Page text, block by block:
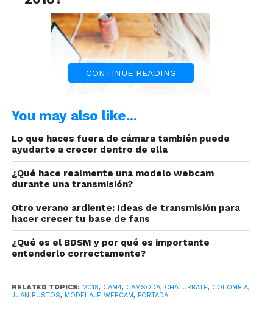
Para toda modelo webcam, es necesario tener
entre sus principales herramientas de trabajo, un
profesionales.
importancia de algunos factores que influyen en
el éxito de una camgirl.Aunque la estética de tu
CONTINUE READING
You may also like...
Lo que haces fuera de cámara también puede
ayudarte a crecer dentro de ella
¿Qué hace realmente una modelo webcam
durante una transmisión?
Otro verano ardiente: Ideas de transmisión para
hacer crecer tu base de fans
¿Qué es el BDSM y por qué es importante
entenderlo correctamente?
RELATED TOPICS: 2018, CAM4, CAMSODA, CHATURBATE, COLOMBIA,
JUAN BUSTOS, MODELAJE WEBCAM, PORTADA